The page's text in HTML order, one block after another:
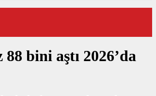
bini aştı 2026’da